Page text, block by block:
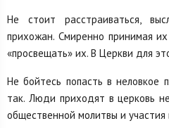
Не стоит расстраиваться,
прихожан. Смиренно принимая
«просвещать» их. В Церкви для
Не бойтесь попасть в неловкое
так. Люди приходят в церковь
общественной молитвы и участия